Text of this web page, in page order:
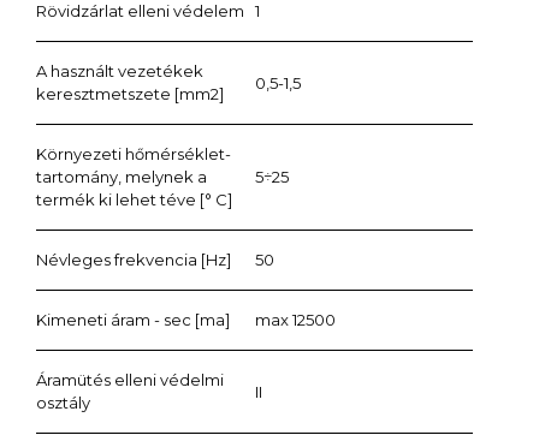
Rövidzárlat elleni védelem 1
A használt vezetékek
keresztmetszete [mm2]
0,5-1,5
Környezeti hőmérséklet-
tartomány, melynek a
termék ki lehet téve [° C]
5÷25
Névleges frekvencia [Hz] 50
Kimeneti áram - sec [ma] max 12500
Áramütés elleni védelmi
osztály
II